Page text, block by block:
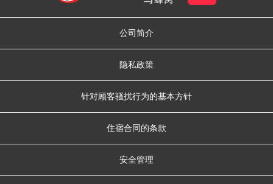
公司简介
隐私政策
针对顾客骚扰行为的基本方针
住宿合同的条款
安全管理